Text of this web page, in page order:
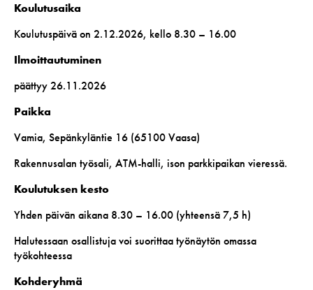
Koulutusaika
Koulutuspäivä on 2.12.2026, kello 8.30 – 16.00
Ilmoittautuminen
päättyy 26.11.2026
Paikka
Vamia, Sepänkyläntie 16 (65100 Vaasa)
Rakennusalan työsali, ATM-halli, ison parkkipaikan vieressä.
Koulutuksen kesto
Yhden päivän aikana 8.30 – 16.00 (yhteensä 7,5 h)
Halutessaan osallistuja voi suorittaa työnäytön omassa
työkohteessa
Kohderyhmä